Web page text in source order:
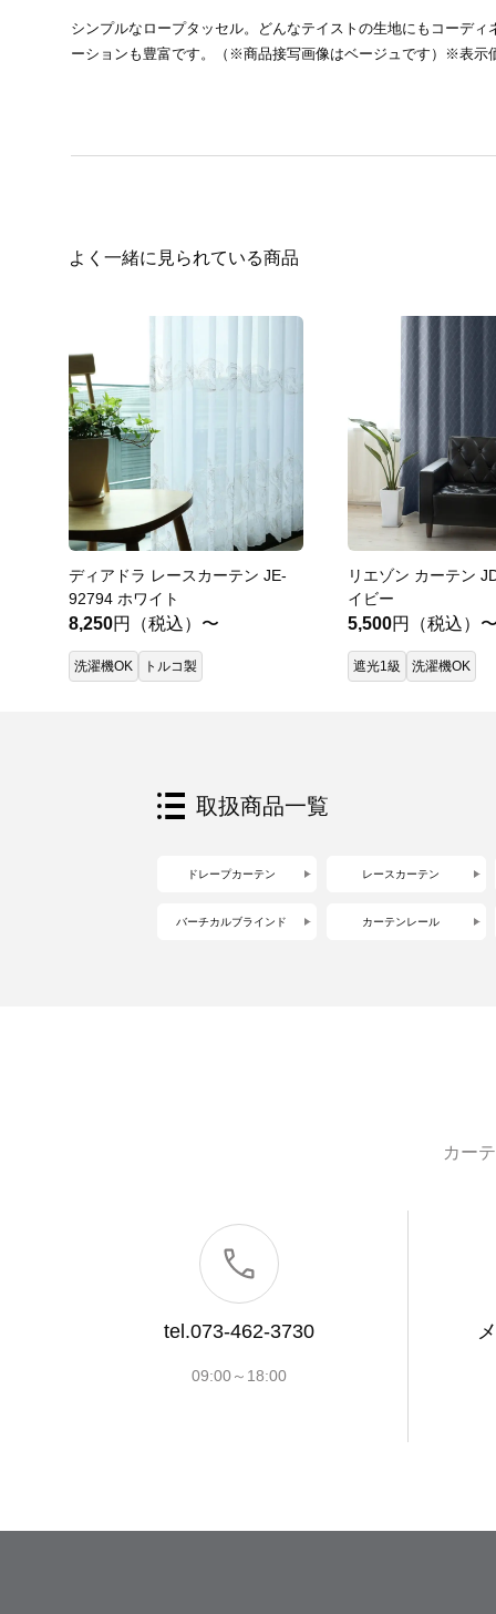
シンプルなロープタッセル。どんなテイストの生地にもコーディ
ーションも豊富です。（※商品接写画像はベージュです）※表示
よく一緒に見られている商品
ディアドラ レースカーテン JE-
92794 ホワイト
8,250円（税込）〜
洗濯機OK トルコ製
リエゾン カーテン
イビー
5,500円（税込）
遮光1級 洗濯機OK
取扱商品一覧
ドレープカーテン レースカーテン
バーチカルブラインド カーテンレール
カー
tel.073-462-3730
09:00～18:00